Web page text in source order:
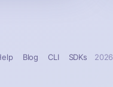
Blog CLI SDKs